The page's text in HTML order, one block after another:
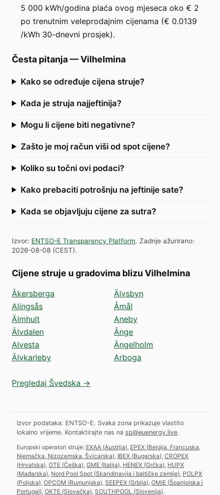
5 000 kWh/godina plaća ovog mjeseca oko € 2
po trenutnim veleprodajnim cijenama (€ 0.0139
/kWh 30-dnevni prosjek).
Česta pitanja—Vilhelmina
Kako se određuje cijena struje?
Kada je struja najjeftinija?
Mogu li cijene biti negativne?
Zašto je moj račun viši od spot cijene?
Koliko su točni ovi podaci?
Kako prebaciti potrošnju na jeftinije sate?
Kada se objavljuju cijene za sutra?
Izvor: ENTSO-E Transparency Platform. Zadnje ažurirano:
2026-08-08 (CEST).
Cijene struje u gradovima blizu Vilhelmina
Åkersberga
Alingsås
Älmhult
Älvdalen
Alvesta
Älvkarleby
Älvsbyn
Åmål
Aneby
Ånge
Ängelholm
Arboga
Pregledaj Švedska →
Izvor podataka: ENTSO-E. Svaka zona prikazuje vlastito
lokalno vrijeme. Kontaktirajte nas na sp@euenergy.live.
Europski operatori struje: EXAA (Austrija) EPEX (Belgija, Francuska,
Njemačka, Nizozemska, Švicarska) IBEX (Bugarska) CROPEX
(Hrvatska) OTE (Češka) GME (Italija) HENEX (Grčka) HUPX
(Mađarska) Nord Pool Spot (Skandinavija i baltičke zemlje) POLPX
(Poljska) OPCOM (Rumunjska) SEEPEX (Srbija) OMIE (Španjolska i
Portugal) OKTE (Slovačka) SOUTHPOOL (Slovenija).